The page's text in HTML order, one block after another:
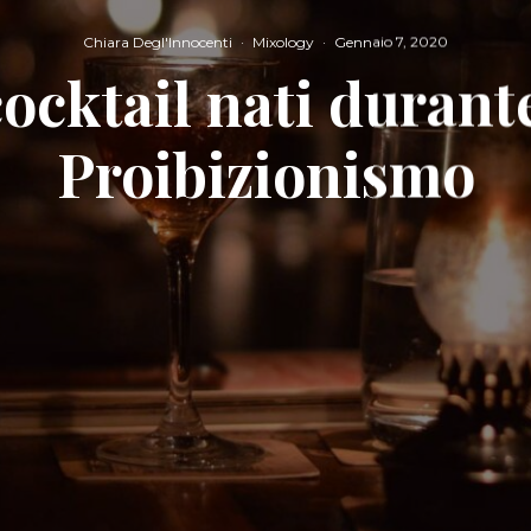
Chiara Degl'Innocenti · Mixology · Gennaio 7, 2020
nati
Proibizionismo